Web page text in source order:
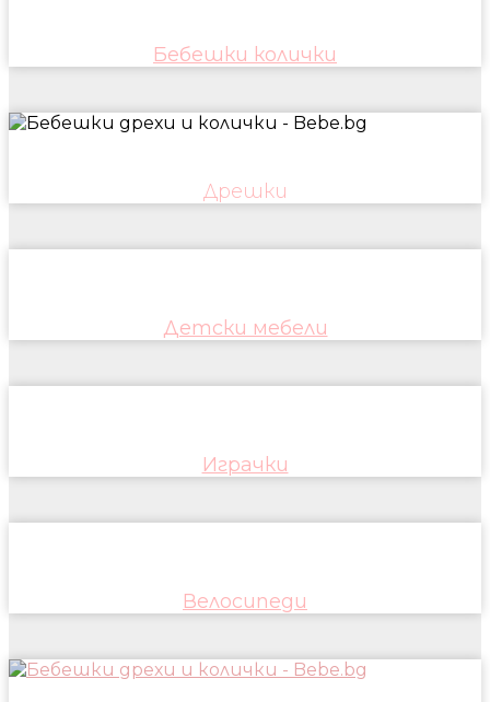
Бебешки колички
Дрешки
Детски мебели
Играчки
Велосипеди